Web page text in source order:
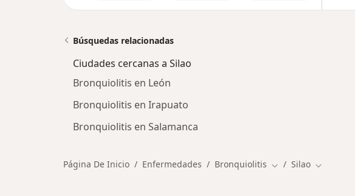
Búsquedas relacionadas
Ciudades cercanas a Silao
Bronquiolitis en León
Bronquiolitis en Irapuato
Bronquiolitis en Salamanca
Página De Inicio Enfermedades Bronquiolitis Cambiar de ciudad
Silao Cambiar